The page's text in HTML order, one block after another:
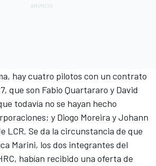
hay cuatro pilotos con un contrato
que son Fabio Quartararo y David
todavía no se hayan hecho
y Diogo Moreira yJohann
LCR. Se da la circunstancia de que
Marini, los dos integrantes del
habían recibido una oferta de